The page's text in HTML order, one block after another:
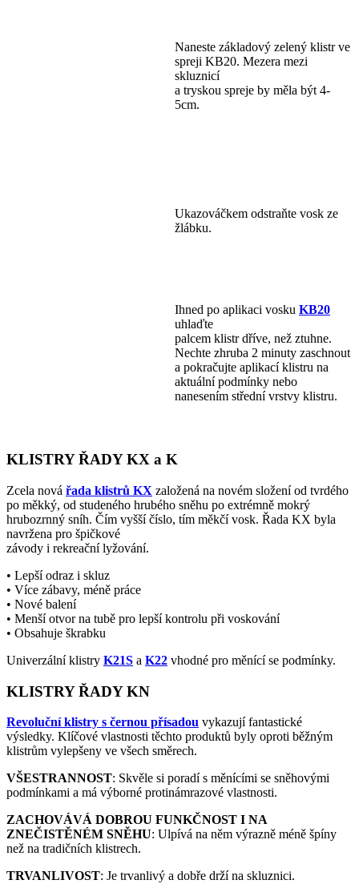
Naneste základový zelený klistr ve
spreji KB20. Mezera mezi
skluznicí
a tryskou spreje by měla být 4-
5cm.
Ukazováčkem odstraňte vosk ze
žlábku.
Ihned po aplikaci vosku KB20
uhlaďte
palcem klistr dříve, než ztuhne.
Nechte zhruba 2 minuty zaschnout
a pokračujte aplikací klistru na
aktuální podmínky nebo
nanesením střední vrstvy klistru.
KLISTRY ŘADY KX a K
Zcela nová řada klistrů KX založená na novém složení od tvrdého
po měkký, od studeného hrubého sněhu po extrémně mokrý
hrubozrnný sníh. Čím vyšší číslo, tím měkčí vosk. Řada KX byla
navržena pro špičkové
závody i rekreační lyžování.
• Lepší odraz i skluz
• Více zábavy, méně práce
• Nové balení
• Menší otvor na tubě pro lepší kontrolu při voskování
• Obsahuje škrabku
Univerzální klistry K21S a K22 vhodné pro měnící se podmínky.
KLISTRY ŘADY KN
Revoluční klistry s černou přísadou vykazují fantastické
výsledky. Klíčové vlastnosti těchto produktů byly oproti běžným
klistrům vylepšeny ve všech směrech.
VŠESTRANNOST: Skvěle si poradí s měnícími se sněhovými
podmínkami a má výborné protinámrazové vlastnosti.
ZACHOVÁVÁ DOBROU FUNKČNOST I NA
ZNEČISTĚNÉM SNĚHU: Ulpívá na něm výrazně méně špíny
než na tradičních klistrech.
TRVANLIVOST: Je trvanlivý a dobře drží na skluznici.